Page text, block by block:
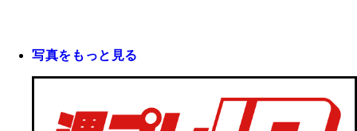
写真をもっと見る